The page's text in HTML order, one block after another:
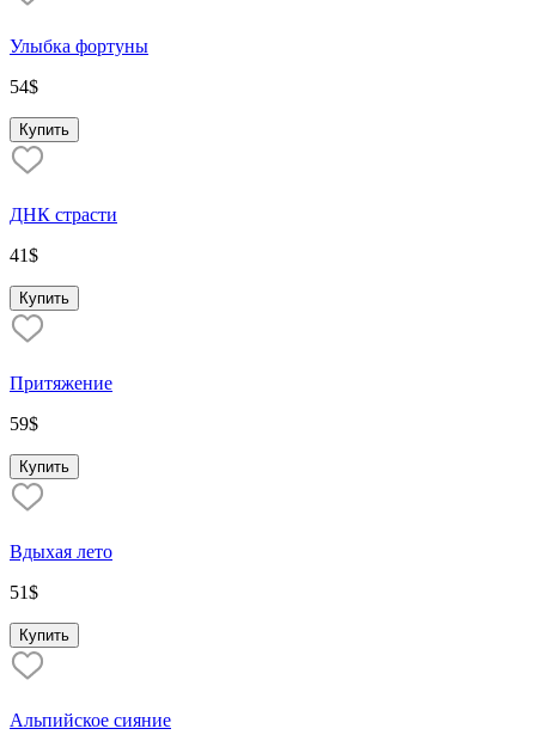
Улыбка фортуны
54$
Купить
ДНК страсти
41$
Купить
Притяжение
59$
Купить
Вдыхая лето
51$
Купить
Альпийское сияние